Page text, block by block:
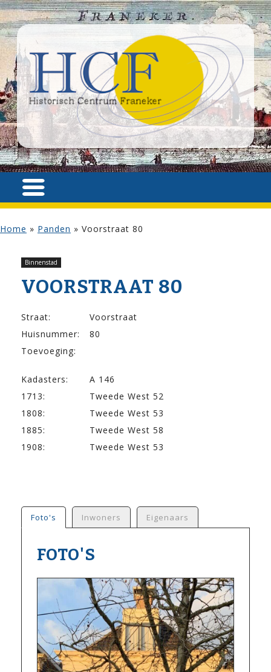
Home » Panden » Voorstraat 80
Binnenstad
VOOR­STRAAT 80
Straat:
Voorstraat
Huisnummer:
80
Toevoeging:
Kadasters:
A 146
1713:
Tweede West 52
1808:
Tweede West 53
1885:
Tweede West 58
1908:
Tweede West 53
Foto's Inwoners Eigenaars
FOTO'S